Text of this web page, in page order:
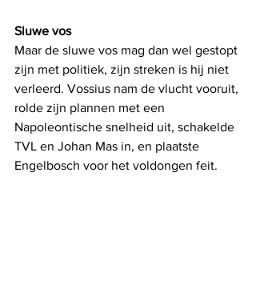
Sluwe vos
Maar de sluwe vos mag dan wel gestopt
zijn met politiek, zijn streken is hij niet
verleerd. Vossius nam de vlucht vooruit,
rolde zijn plannen met een
Napoleontische snelheid uit, schakelde
TVL en Johan Mas in, en plaatste
Engelbosch voor het voldongen feit.